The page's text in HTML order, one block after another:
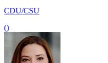
CDU/CSU
()